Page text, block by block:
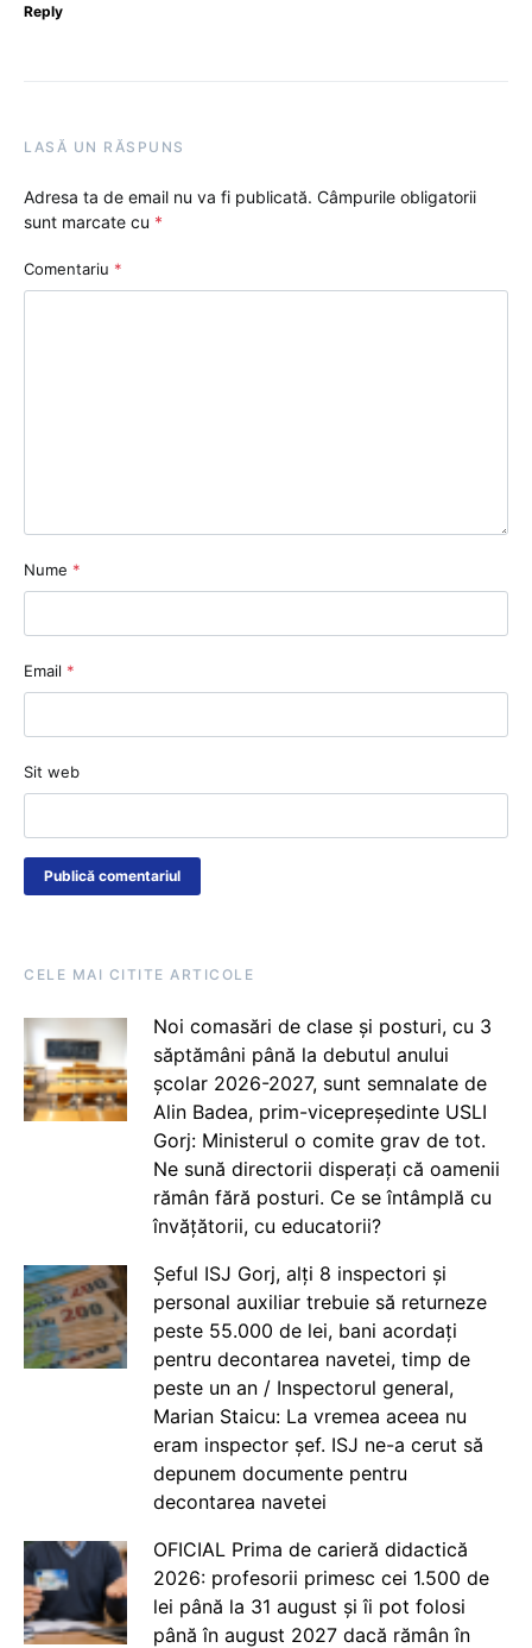
Reply
LASĂ UN RĂSPUNS
Adresa ta de email nu va fi publicată. Câmpurile obligatorii
sunt marcate cu *
Comentariu *
Nume *
Email *
Sit web
CELE MAI CITITE ARTICOLE
Noi comasări de clase și posturi, cu 3
săptămâni până la debutul anului
școlar 2026-2027, sunt semnalate de
Alin Badea, prim-vicepreședinte USLI
Gorj: Ministerul o comite grav de tot.
Ne sună directorii disperați că oamenii
rămân fără posturi. Ce se întâmplă cu
învățătorii, cu educatorii?
Șeful ISJ Gorj, alți 8 inspectori și
personal auxiliar trebuie să returneze
peste 55.000 de lei, bani acordați
pentru decontarea navetei, timp de
peste un an / Inspectorul general,
Marian Staicu: La vremea aceea nu
eram inspector șef. ISJ ne-a cerut să
depunem documente pentru
decontarea navetei
OFICIAL Prima de carieră didactică
2026: profesorii primesc cei 1.500 de
lei până la 31 august și îi pot folosi
până în august 2027 dacă rămân în